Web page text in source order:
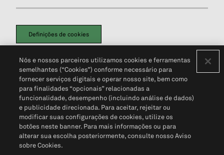
Definições de cookies
Política de PrivacidadePortal de privacidade do cliente (em inglês)
Não Venda Minhas Informações Pessoais© 2026 S&P Global
Nós e nossos parceiros utilizamos cookies e ferramentas
semelhantes (“Cookies”) conforme necessário para
fornecer serviços digitais e operar nosso site, bem como
para finalidades “opcionais” relacionadas a
funcionalidade, desempenho (incluindo análise de dados)
e publicidade direcionada. Para aceitar, rejeitar ou
modificar suas configurações de cookies, utilize os
botões neste banner. Para mais informações ou para
alterar sua escolha posteriormente, consulte nosso Aviso
sobre Cookies.